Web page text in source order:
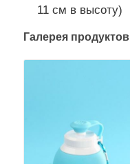
11 см в высоту)
Галерея продуктов